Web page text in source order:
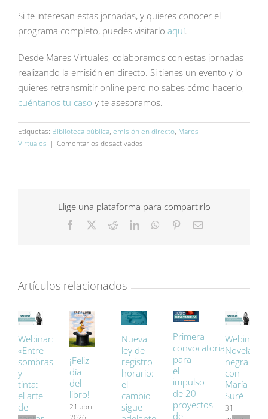
Si te interesan estas jornadas, y quieres conocer el
programa completo, puedes visitarlo aquí.
Desde Mares Virtuales, colaboramos con estas jornadas
realizando la emisión en directo. Si tienes un evento y lo
quieres retransmitir online pero no sabes cómo hacerlo,
cuéntanos tu caso y te asesoramos.
Etiquetas: Biblioteca pública, emisión en directo, Mares
Virtuales | Comentarios desactivados
Biblioteca
bibliotecas
rurales
también
Elige una plataforma para compartirlo
Facebook RedditLinkedInWhatsApp
PinterestCorreo
Artículos relacionados
Webinar:
«Entre
sombras
y
tinta:
el arte
de
¡Feliz
día
del
libro!
21 abril
Nueva
ley de
registro
horario:
el
cambio
sigue
Primera
convocatoria
para
el
impulso
de 20
proyectos
de
Webinar:
Novela
negra
con
María
Suré
31